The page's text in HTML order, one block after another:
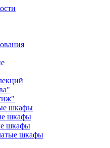
шкафы
шкафы
шкафы
шкафы